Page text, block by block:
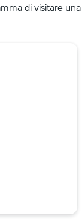
di visitare una